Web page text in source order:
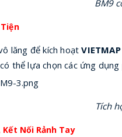
BM9
lăng để kích hoạt
thể lựa chọn các ứng
Tích
Kết Nối Rảnh Tay